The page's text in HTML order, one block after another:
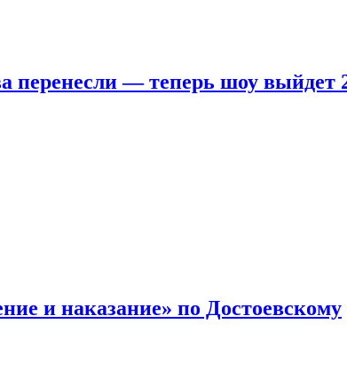
перенесли — теперь шоу выйдет
и наказание» по Достоевскому